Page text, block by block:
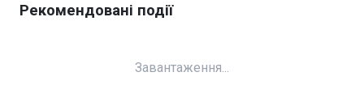
Рекомендовані події
Завантаження...